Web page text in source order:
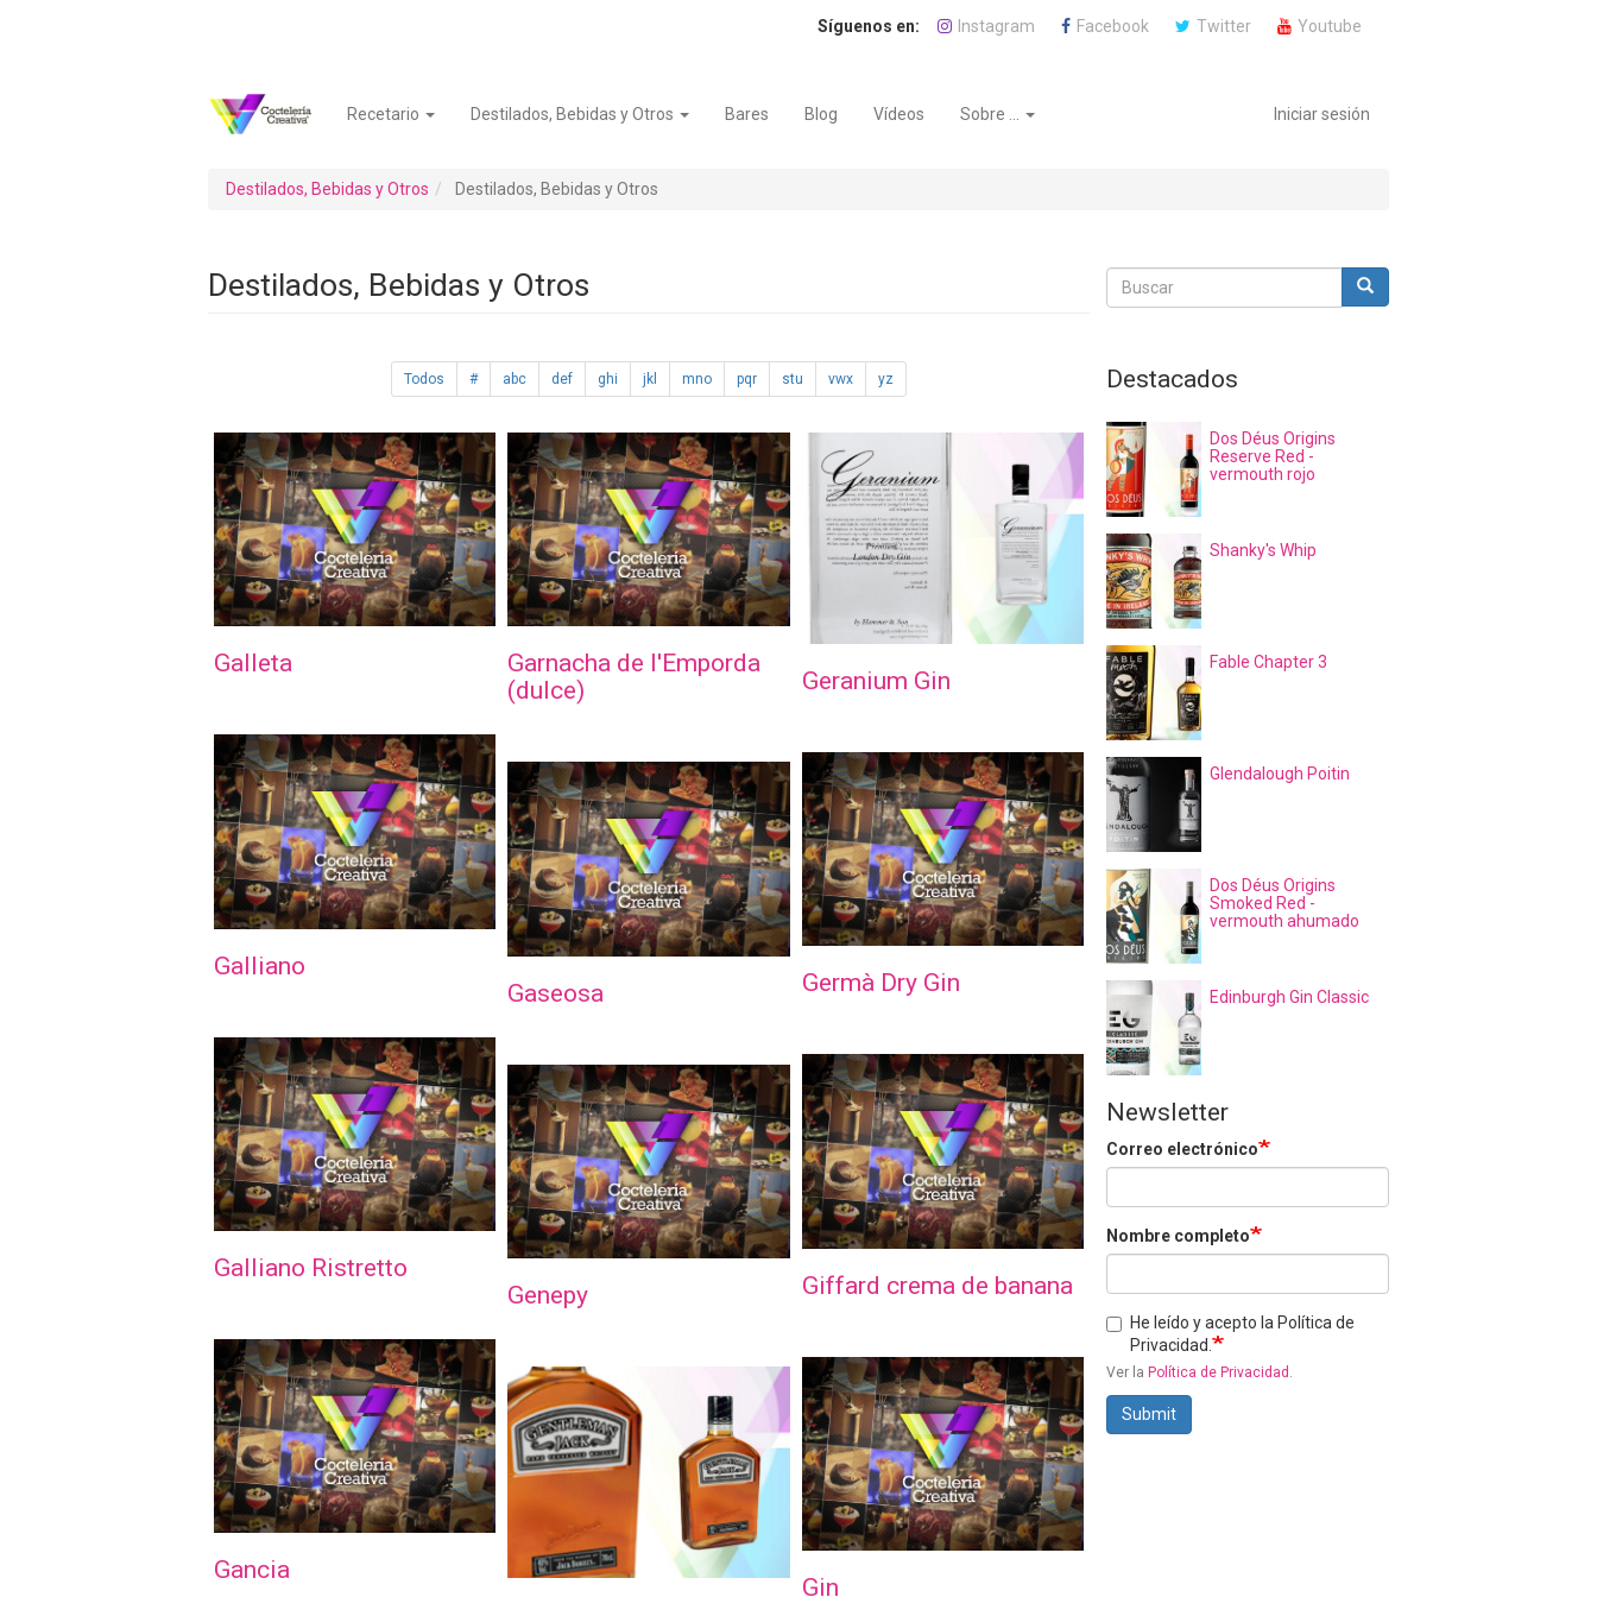
Instagram Facebook Twitter Youtube
NavegaciónRecetario Destilados, Bebidas y Otros Bares Blog Vídeos Sobre ...
Menú
cuenta
de
Iniciar sesión
Destilados, Bebidas y Otros Destilados, Bebidas y Otros
Destilados, Bebidas y Otros
Todos # abc def ghi jkl mno pqr stu vwx yz
Galleta
Galliano
Galliano Ristretto
Gancia
Garnacha de l'Emporda
(dulce)
Gaseosa
Genepy
Geranium Gin
Germà Dry Gin
Giffard crema de banana
Gin
Buscar
Buscar Buscar
Destacados
Dos Déus Origins
Reserve Red -
vermouth rojo
Shanky's Whip
Fable Chapter 3
Glendalough Poitin
Dos Déus Origins
Smoked Red -
vermouth ahumado
Edinburgh Gin Classic
Newsletter
Correo electrónico
Nombre completo
He leído y acepto la Política de
Privacidad.
Ver la Política de Privacidad .
Submit